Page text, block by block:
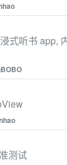
式听书 app,
测试